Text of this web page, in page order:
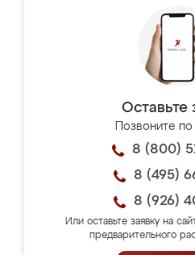
Оставьте
Позвоните
8 (800)
8 (495)
8 (926)
Или оставьте заявку на
предварительного